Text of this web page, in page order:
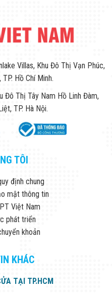
Villas, Khu Đô Thị Vạn Phúc,
Hồ Chí Minh.
Đô Thị Tây Nam Hồ Linh Đàm,
TP. Hà Nội.
TÔI
định chung
mật thông tin
Việt Nam
phát triển
khoản
KHÁC
TẠI TP.HCM